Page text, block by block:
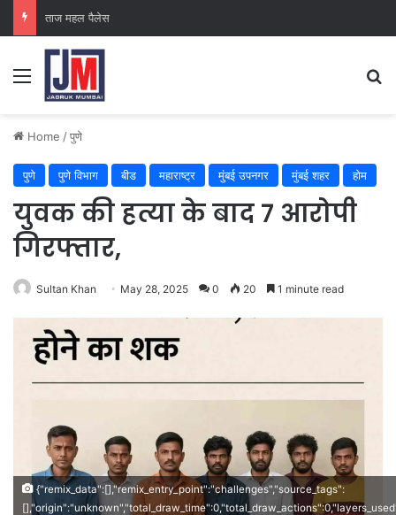
ताज महल पैलेस
Home /पुणे
पुणे पुणे विभाग बीड महाराष्ट्र मुंबई उपनगर मुंबई शहर होम
युवक की हत्या के बाद 7 आरोपी
गिरफ्तार,
Sultan Khan May 28, 2025 0 20 1 minute read
{"remix_data":[],"remix_entry_point":"challenges","source_tags":